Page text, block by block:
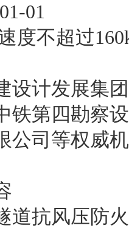
01
度不超过
设计发展集
铁第四勘察
公司等权威
道抗风压防